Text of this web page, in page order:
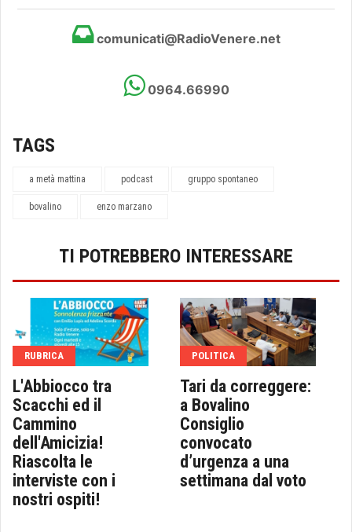
comunicati@RadioVenere.net
0964.66990
TAGS
a metà mattina podcast gruppo spontaneo
bovalino enzo marzano
TI POTREBBERO INTERESSARE
RUBRICA
L'Abbiocco tra
Scacchi ed il
Cammino
dell'Amicizia!
Riascolta le
interviste con i
nostri ospiti!
POLITICA
Tari da correggere:
a Bovalino
Consiglio
convocato
d’urgenza a una
settimana dal voto